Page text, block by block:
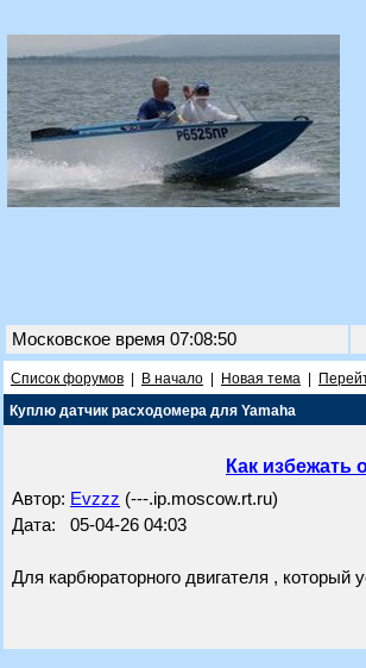
Московское время 07:08:50
Список форумов В начало Новая тема
Куплю датчик расходомера для Yamaha
Как избежать
Автор: Evzzz (---.ip.moscow.rt.ru)
Дата: 05-04-26 04:03
Для карбюраторного двигателя , который